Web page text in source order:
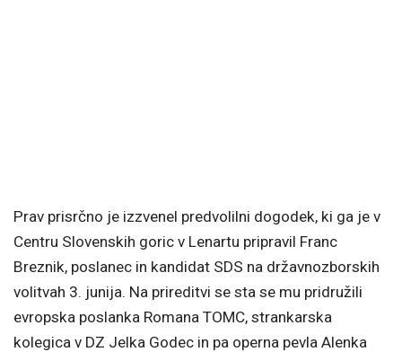
Prav prisrčno je izzvenel predvolilni dogodek, ki ga je v
Centru Slovenskih goric v Lenartu pripravil Franc
Breznik, poslanec in kandidat SDS na državnozborskih
volitvah 3. junija. Na prireditvi se sta se mu pridružili
evropska poslanka Romana TOMC, strankarska
kolegica v DZ Jelka Godec in pa operna pevla Alenka